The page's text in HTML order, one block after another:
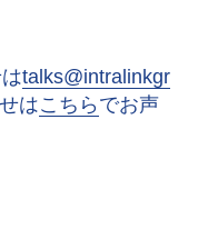
talks@intralinkgr
はこちら でお声